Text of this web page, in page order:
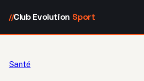
//Club Evolution Sport
Santé